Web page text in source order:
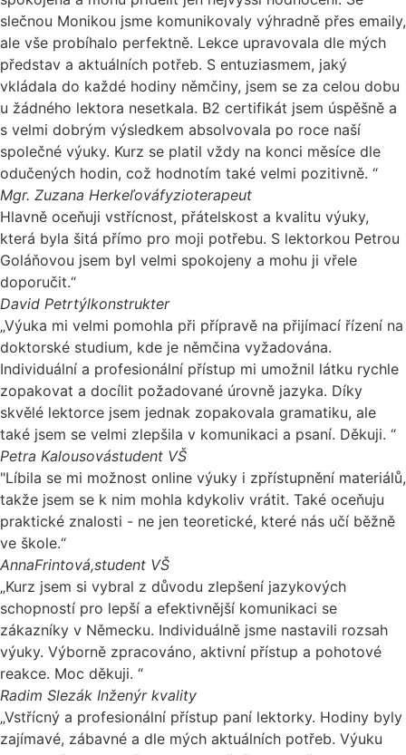
slečnou Monikou jsme komunikovaly výhradně přes emaily,
ale vše probíhalo perfektně. Lekce upravovala dle mých
představ a aktuálních potřeb. S entuziasmem, jaký
vkládala do každé hodiny němčiny, jsem se za celou dobu
u žádného lektora nesetkala. B2 certifikát jsem úspěšně a
s velmi dobrým výsledkem absolvovala po roce naší
společné výuky. Kurz se platil vždy na konci měsíce dle
odučených hodin, což hodnotím také velmi pozitivně. “
Mgr. Zuzana Herkeľováfyzioterapeut
Hlavně oceňuji vstřícnost, přátelskost a kvalitu výuky,
která byla šitá přímo pro moji potřebu. S lektorkou Petrou
Goláňovou jsem byl velmi spokojeny a mohu ji vřele
doporučit.“
David Petrtýlkonstrukter
„Výuka mi velmi pomohla při přípravě na přijímací řízení na
doktorské studium, kde je němčina vyžadována.
Individuální a profesionální přístup mi umožnil látku rychle
zopakovat a docílit požadované úrovně jazyka. Díky
skvělé lektorce jsem jednak zopakovala gramatiku, ale
také jsem se velmi zlepšila v komunikaci a psaní. Děkuji. “
Petra Kalousovástudent VŠ
"Líbila se mi možnost online výuky i zpřístupnění materiálů,
takže jsem se k nim mohla kdykoliv vrátit. Také oceňuju
praktické znalosti - ne jen teoretické, které nás učí běžně
ve škole.“
AnnaFrintová,student VŠ
„Kurz jsem si vybral z důvodu zlepšení jazykových
schopností pro lepší a efektivnější komunikaci se
zákazníky v Německu. Individuálně jsme nastavili rozsah
výuky. Výborně zpracováno, aktivní přístup a pohotové
reakce. Moc děkuji. “
Radim Slezák Inženýr kvality
„Vstřícný a profesionální přístup paní lektorky. Hodiny byly
zajímavé, zábavné a dle mých aktuálních potřeb. Výuku